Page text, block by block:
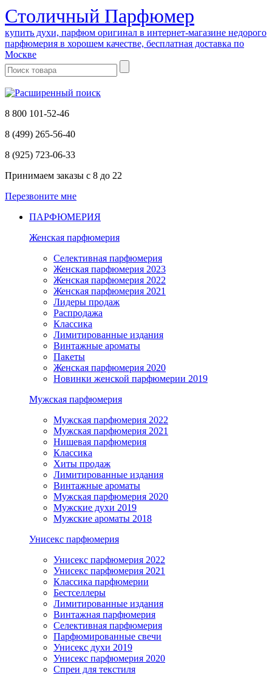
Cтоличный Парфюмер
купить духи, парфюм оригинал в интернет-магазине недорого
парфюмерия в хорошем качестве, бесплатная доставка по
Москве
8 800 101-52-46
8 (499) 265-56-40
8 (925) 723-06-33
Принимаем заказы с 8 до 22
Перезвоните мне
ПАРФЮМЕРИЯ
Женская парфюмерия
Селективная парфюмерия
Женская парфюмерия 2023
Женская парфюмерия 2022
Женская парфюмерия 2021
Лидеры продаж
Распродажа
Классика
Лимитированные издания
Винтажные ароматы
Пакеты
Женская парфюмерия 2020
Новинки женской парфюмерии 2019
Мужская парфюмерия
Мужская парфюмерия 2022
Мужская парфюмерия 2021
Нишевая парфюмерия
Классика
Хиты продаж
Лимитированные издания
Винтажные ароматы
Мужская парфюмерия 2020
Мужские духи 2019
Мужские ароматы 2018
Унисекс парфюмерия
Унисекс парфюмерия 2022
Унисекс парфюмерия 2021
Классика парфюмерии
Бестселлеры
Лимитированные издания
Винтажная парфюмерия
Селективная парфюмерия
Парфюмированные свечи
Унисекс духи 2019
Унисекс парфюмерия 2020
Спреи для текстиля